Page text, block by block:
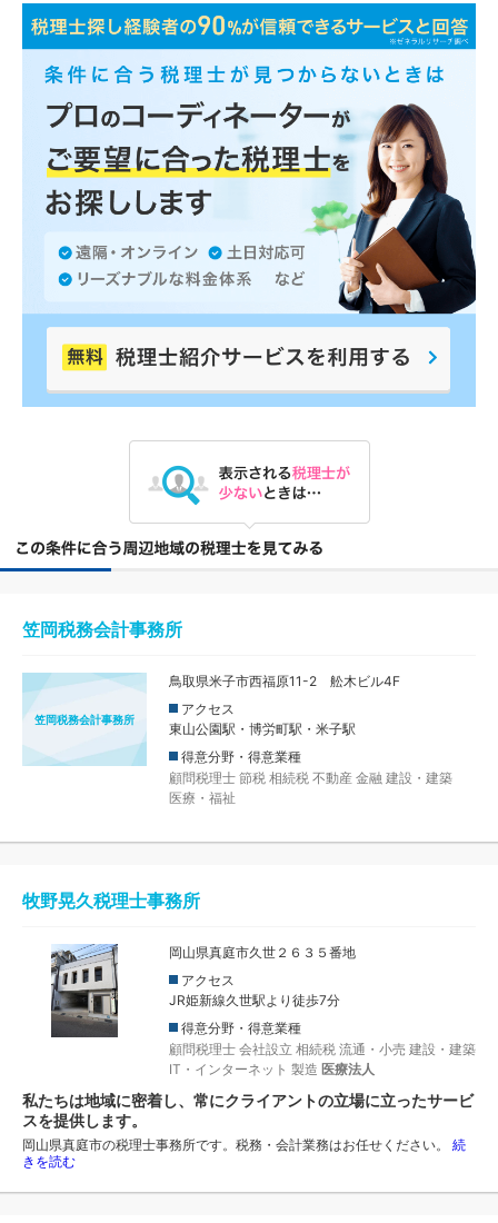
笠岡税務会計事務所
笠岡税務会計事務所
鳥取県米子市西福原11-2 舩木ビル4F
アクセス
東山公園駅・博労町駅・米子駅
得意分野・得意業種
顧問税理士 節税 相続税 不動産 金融 建設・建築
医療・福祉
牧野晃久税理士事務所
岡山県真庭市久世２６３５番地
アクセス
JR姫新線久世駅より徒歩7分
得意分野・得意業種
顧問税理士 会社設立 相続税 流通・小売 建設・建築
IT・インターネット 製造 医療法人
私たちは地域に密着し、常にクライアントの立場に立ったサービ
スを提供します。
岡山県真庭市の税理士事務所です。税務・会計業務はお任せください。 続
きを読む